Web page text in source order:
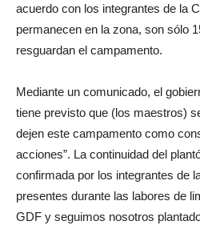
acuerdo con los integrantes de la
permanecen en la zona, son sólo
resguardan el campamento.
Mediante un comunicado, el
tiene previsto que (los maestros)
dejen este campamento como
acciones”. La continuidad del
confirmada por los integrantes de
presentes durante las labores de
GDF y seguimos nosotros